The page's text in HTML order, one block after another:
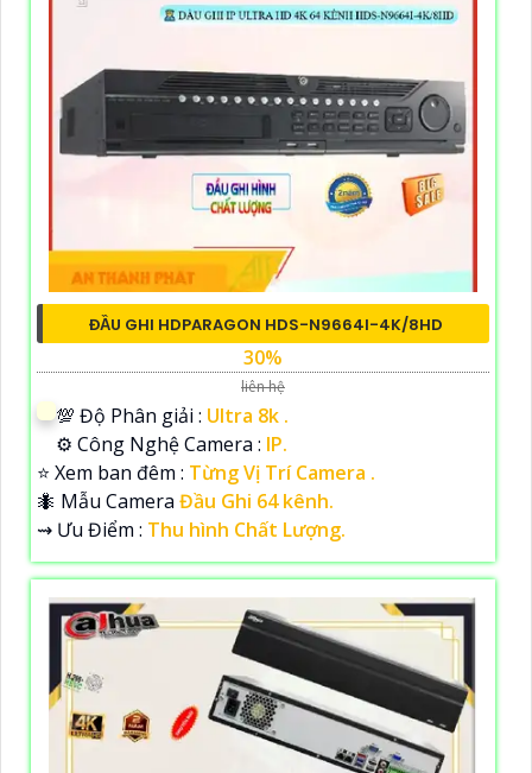
ĐẦU GHI HDPARAGON HDS-N9664I-4K/8HD
30%
liên hệ
💯 Độ Phân giải : Ultra 8k .
⚙ Công Nghệ Camera : IP.
⭐ Xem ban đêm : Từng Vị Trí Camera .
🐜 Mẫu Camera Đầu Ghi 64 kênh.
️⇝ Ưu Điểm : Thu hình Chất Lượng.